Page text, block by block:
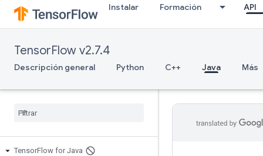
Instalar Formación API
TensorFlow v2.7.4
Descripción general Python C++ Java Más
TensorFlow for Java